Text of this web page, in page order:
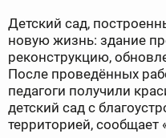
Детский сад,
новую жизнь: здание
реконструкцию,
После проведённых
педагоги получили
детский сад с
территорией, сообщает